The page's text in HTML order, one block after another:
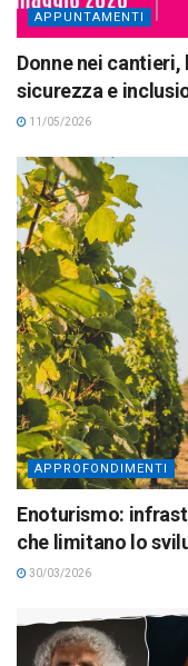
APPUNTAMENTI
Donne nei cantieri,
sicurezza e
11/05/2026
APPROFONDIMENTI
Enoturismo:
che limitano lo
30/03/2026